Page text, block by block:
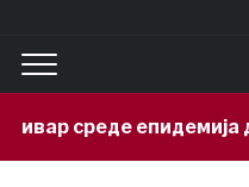
епидемија